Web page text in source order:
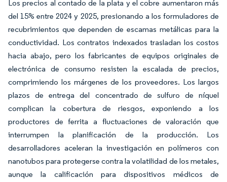
Los precios al contado de la plata y el cobre aumentaron más
del 15% entre 2024 y 2025, presionando a los formuladores de
recubrimientos que dependen de escamas metálicas para la
conductividad. Los contratos indexados trasladan los costos
hacia abajo, pero los fabricantes de equipos originales de
electrónica de consumo resisten la escalada de precios,
comprimiendo los márgenes de los proveedores. Los largos
plazos de entrega del concentrado de sulfuro de níquel
complican la cobertura de riesgos, exponiendo a los
productores de ferrita a fluctuaciones de valoración que
interrumpen la planificación de la producción. Los
desarrolladores aceleran la investigación en polímeros con
nanotubos para protegerse contra la volatilidad de los metales,
aunque la calificación para dispositivos médicos de